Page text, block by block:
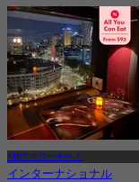
4.7
から
S$ 58
MRT マリーナベイ
インターナショナル